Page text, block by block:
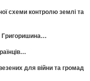
схеми контролю землі та
Григоришина…
для війни та громад